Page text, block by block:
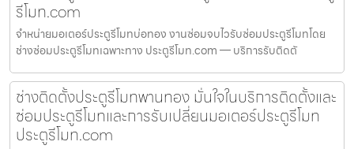
รีโมท.com
จำหน่ายมอเตอร์ประตูรีโมทบ่อทอง งานซ่อมจบไวรับซ่อมประตูรีโมทโดย
ช่างซ่อมประตูรีโมทเฉพาะทาง ประตูรีโมท.com — บริการรับติดตั
ช่างติดตั้งประตูรีโมทพานทอง มั่นใจในบริการติดตั้งและ
ซ่อมประตูรีโมทและการรับเปลี่ยนมอเตอร์ประตูรีโมท
ประตูรีโมท.com